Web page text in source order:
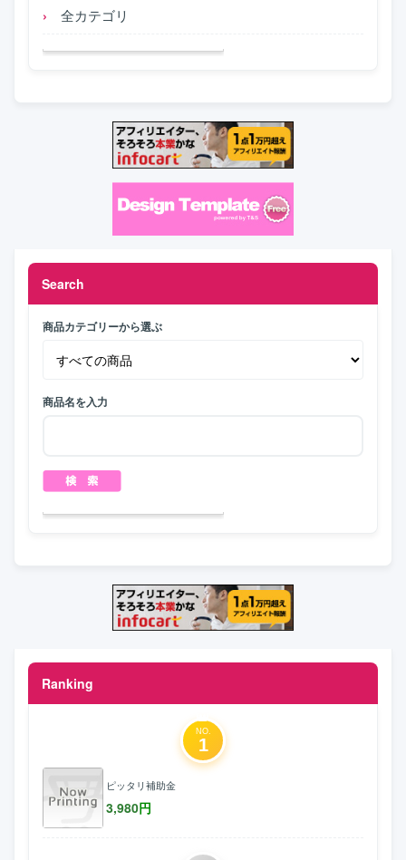
全カテゴリ
Search
商品カテゴリーから選ぶ
商品名を入力
Ranking
NO.
1
ピッタリ補助金
3,980円